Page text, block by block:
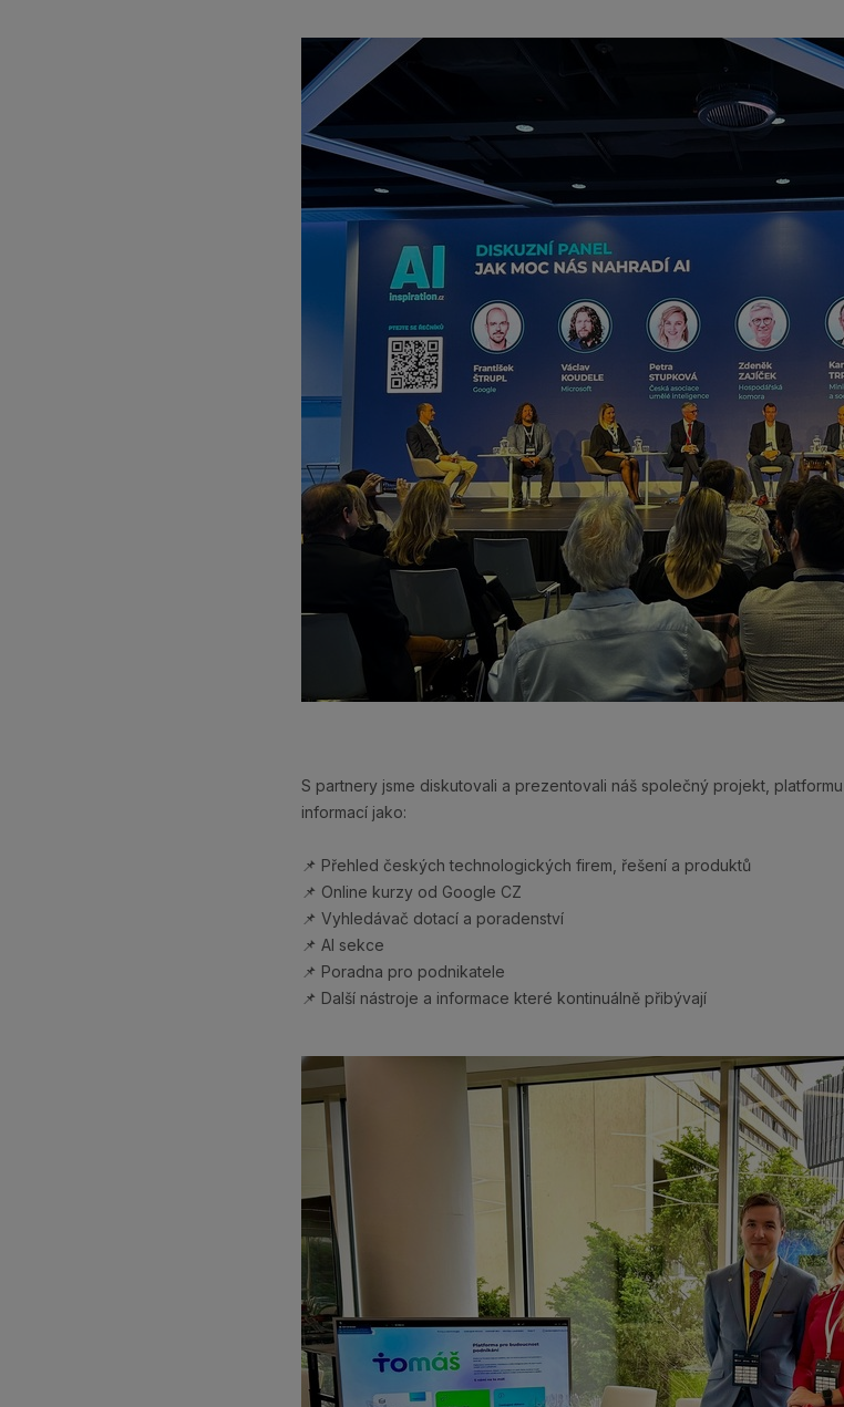
S partnery jsme diskutovali a prezentovali náš společný projekt, platformu
informací jako:
📌 Přehled českých technologických firem, řešení a produktů
📌 Online kurzy od Google CZ
📌 Vyhledávač dotací a poradenství
📌 AI sekce
📌 Poradna pro podnikatele
📌 Další nástroje a informace které kontinuálně přibývají